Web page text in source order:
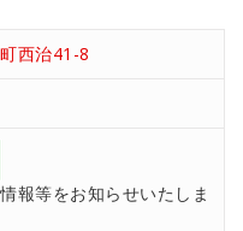
西治41-8
報等をお知らせいたしま